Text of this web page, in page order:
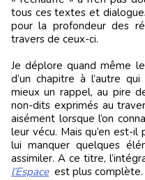
tous ces textes et
pour la profondeur des
travers de ceux-ci.
Je déplore quand même
d’un chapitre à l’autre
mieux un rappel, au pire
non-dits exprimés au
aisément lorsque l’on
leur vécu. Mais qu’en est-il
lui manquer quelques
assimiler. A ce titre,
l’Espaceest plus complète.